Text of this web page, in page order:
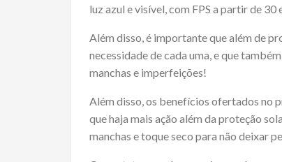
luz azul e visível, com FPS a partir de 30
Além disso, é importante que além de
necessidade de cada uma, e que
manchas e imperfeições!
Além disso, os benefícios ofertados no
que haja mais ação além da proteção
manchas e toque seco para não deixar